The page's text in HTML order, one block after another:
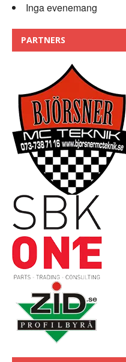
Inga evenemang
PARTNERS